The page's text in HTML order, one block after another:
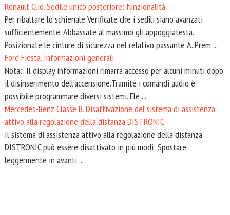
Renault Clio. Sedile unico posteriore: funzionalità
Per ribaltare lo schienale Verificate che i sedili siano avanzati
sufficientemente. Abbassate al massimo gli appoggiatesta.
Posizionate le cinture di sicurezza nel relativo passante A. Prem ...
Ford Fiesta. Informazioni generali
Nota: Il display informazioni rimarrà accesso per alcuni minuti dopo
il disinserimento dell'accensione.Tramite i comandi audio è
possibile programmare diversi sistemi. Ele ...
Mercedes-Benz Classe B. Disattivazione del sistema di assistenza
attivo alla regolazione della distanza DISTRONIC
Il sistema di assistenza attivo alla regolazione della distanza
DISTRONIC può essere disattivato in più modi: Spostare
leggermente in avanti ...